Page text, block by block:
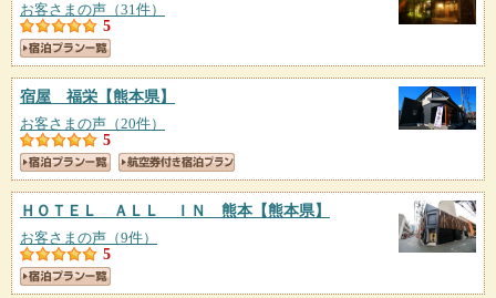
お客さまの声（31件）
5
宿屋 福栄 【熊本県】
お客さまの声（20件）
5
ＨＯＴＥＬ ＡＬＬ ＩＮ 熊本【熊本県】
お客さまの声（9件）
5